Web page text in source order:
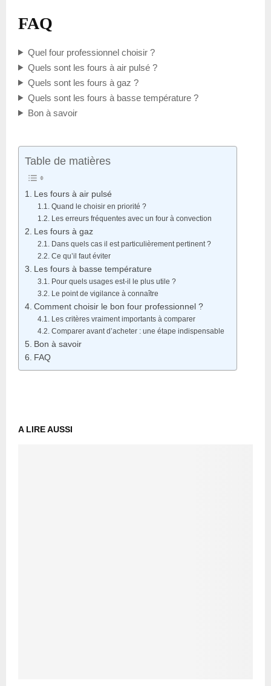
FAQ
Quel four professionnel choisir ?
Quels sont les fours à air pulsé ?
Quels sont les fours à gaz ?
Quels sont les fours à basse température ?
Bon à savoir
Table de matières
Les fours à air pulsé
Quand le choisir en priorité ?
Les erreurs fréquentes avec un four à convection
Les fours à gaz
Dans quels cas il est particulièrement pertinent ?
Ce qu’il faut éviter
Les fours à basse température
Pour quels usages est-il le plus utile ?
Le point de vigilance à connaître
Comment choisir le bon four professionnel ?
Les critères vraiment importants à comparer
Comparer avant d’acheter : une étape indispensable
Bon à savoir
FAQ
A LIRE AUSSI